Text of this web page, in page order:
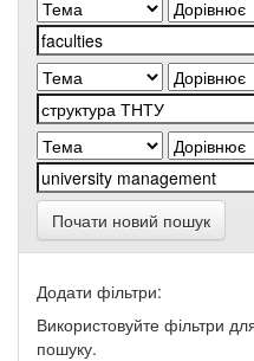
Почати новий пошук
Додати фільтри:
Використовуйте фільтри
пошуку.